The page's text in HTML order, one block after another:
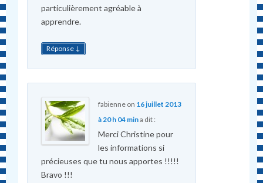
particulièrement agréable à
apprendre.
Réponse ↓
fabienneon 16 juillet 2013
à 20 h 04 mina dit :
Merci Christine pour
les informations si
précieuses que tu nous apportes !!!!!
Bravo !!!